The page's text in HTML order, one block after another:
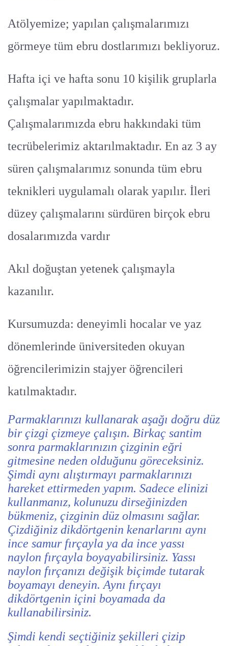
Atölyemize; yapılan çalışmalarımızı
görmeye tüm ebru dostlarımızı bekliyoruz.
Hafta içi ve hafta sonu 10 kişilik gruplarla
çalışmalar yapılmaktadır.
Çalışmalarımızda ebru hakkındaki tüm
tecrübelerimiz aktarılmaktadır. En az 3 ay
süren çalışmalarımız sonunda tüm ebru
teknikleri uygulamalı olarak yapılır. İleri
düzey çalışmalarını sürdüren birçok ebru
dosalarımızda vardır
Akıl doğuştan yetenek çalışmayla
kazanılır.
Kursumuzda: deneyimli hocalar ve yaz
dönemlerinde üniversiteden okuyan
öğrencilerimizin stajyer öğrencileri
katılmaktadır.
Parmaklarınızı kullanarak aşağı doğru düz
bir çizgi çizmeye çalışın. Birkaç santim
sonra parmaklarınızın çizginin eğri
gitmesine neden olduğunu göreceksiniz.
Şimdi aynı alıştırmayı parmaklarınızı
hareket ettirmeden yapım. Sadece elinizi
kullanmanız, kolunuzu dirseğinizden
bükmeniz, çizginin düz olmasını sağlar.
Çizdiğiniz dikdörtgenin kenarlarını aynı
ince samur fırçayla ya da ince yassı
naylon fırçayla boyayabilirsiniz. Yassı
naylon fırçanızı değişik biçimde tutarak
boyamayı deneyin. Aynı fırçayı
dikdörtgenin içini boyamada da
kullanabilirsiniz.
Şimdi kendi seçtiğiniz şekilleri çizip